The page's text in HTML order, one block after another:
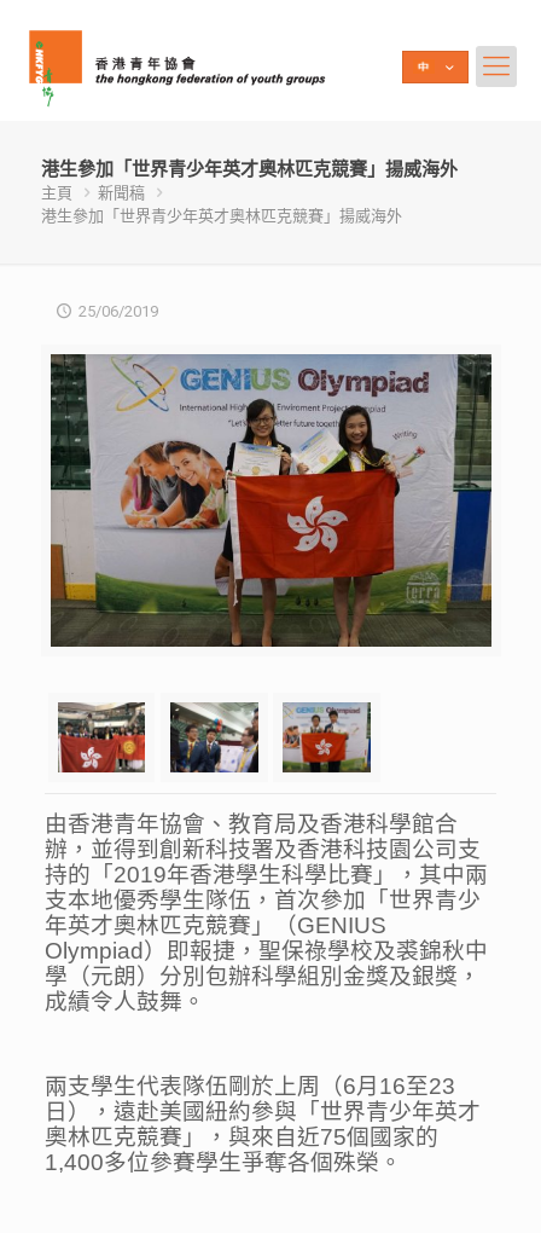
港生參加「世界青少年英才奧林匹克競賽」揚威海外
主頁
新聞稿
港生參加「世界青少年英才奧林匹克競賽」揚威海外
25/06/2019
由香港青年協會、教育局及香港科學館合
辦，並得到創新科技署及香港科技園公司支
持的「2019年香港學生科學比賽」，其中兩
支本地優秀學生隊伍，首次參加「世界青少
年英才奧林匹克競賽」（GENIUS
Olympiad）即報捷，聖保祿學校及裘錦秋中
學（元朗）分別包辦科學組別金獎及銀獎，
成績令人鼓舞。
兩支學生代表隊伍剛於上周（6月16至23
日），遠赴美國紐約參與「世界青少年英才
奧林匹克競賽」，與來自近75個國家的
1,400多位參賽學生爭奪各個殊榮。